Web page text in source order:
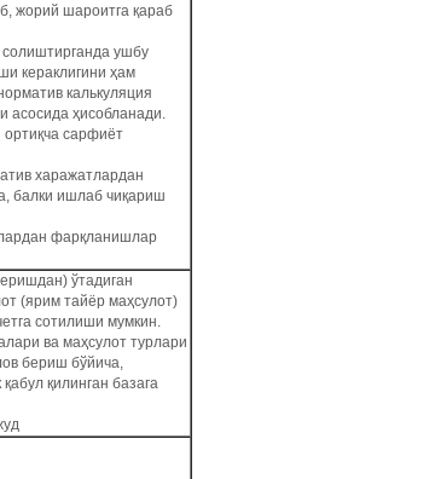
жорий шароитга қараб
ушбу
кераклигини ҳам
калькуляция
асосида ҳисобланади.
сарфиёт
харажатлардан
балки ишлаб чиқариш
фарқланишлар
ўтадиган
(ярим тайёр маҳсулот)
сотилиши мумкин.
ва маҳсулот турлари
бериш бўйича,
қилинган базага